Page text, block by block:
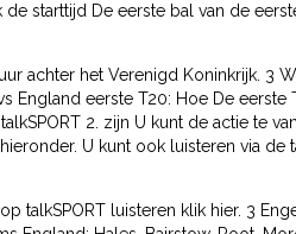
de starttijd De eerste bal van de
achter het Verenigd Koninkrijk. 3
England eerste T20: Hoe De eerste
2. zijn U kunt de actie te
U kunt ook luisteren via de
talkSPORT luisteren klik hier. 3